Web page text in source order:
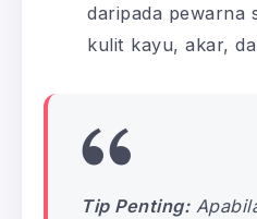
daripada pewarna
kulit kayu, akar,
Tip Penting: